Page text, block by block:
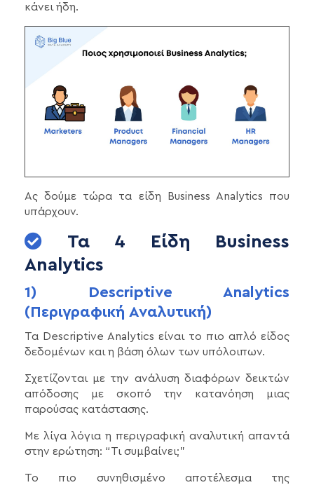
κάνει ήδη.
Ας δούμε τώρα τα είδη Business Analytics που
υπάρχουν.
Τα 4 Είδη Business
Analytics
1) Descriptive Analytics
(Περιγραφική Αναλυτική)
Τα Descriptive Analytics είναι το πιο απλό είδος
δεδομένων και η βάση όλων των υπόλοιπων.
Σχετίζονται με την ανάλυση διαφόρων δεικτών
απόδοσης με σκοπό την κατανόηση μιας
παρούσας κατάστασης.
Με λίγα λόγια η περιγραφική αναλυτική απαντά
στην ερώτηση: “Τι συμβαίνει;”
Το πιο συνηθισμένο αποτέλεσμα της